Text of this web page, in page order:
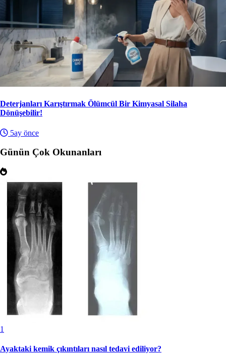
Deterjanları Karıştırmak Ölümcül Bir Kimyasal Silaha
Dönüşebilir!
5ay önce
Günün Çok Okunanları
1
Ayaktaki kemik çıkıntıları nasıl tedavi ediliyor?